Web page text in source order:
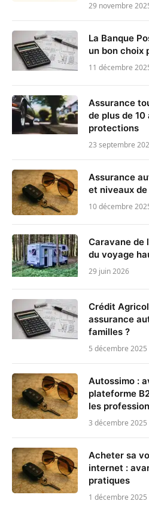
29 novembre
La Banque
un bon choix
11 décembre
Assurance
de plus de
protections
23 septembre
Assurance
et niveaux
10 décembre
Caravane de
du voyage
29 juin 2026
Crédit
assurance
familles ?
5 décembre 2025
Autossimo :
plateforme
les
3 décembre 2025
Acheter sa
internet :
pratiques
1 décembre 2025